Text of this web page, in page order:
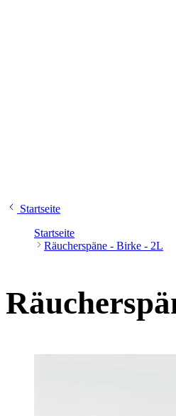
Startseite
Startseite
Räucherspäne - Birke - 2L